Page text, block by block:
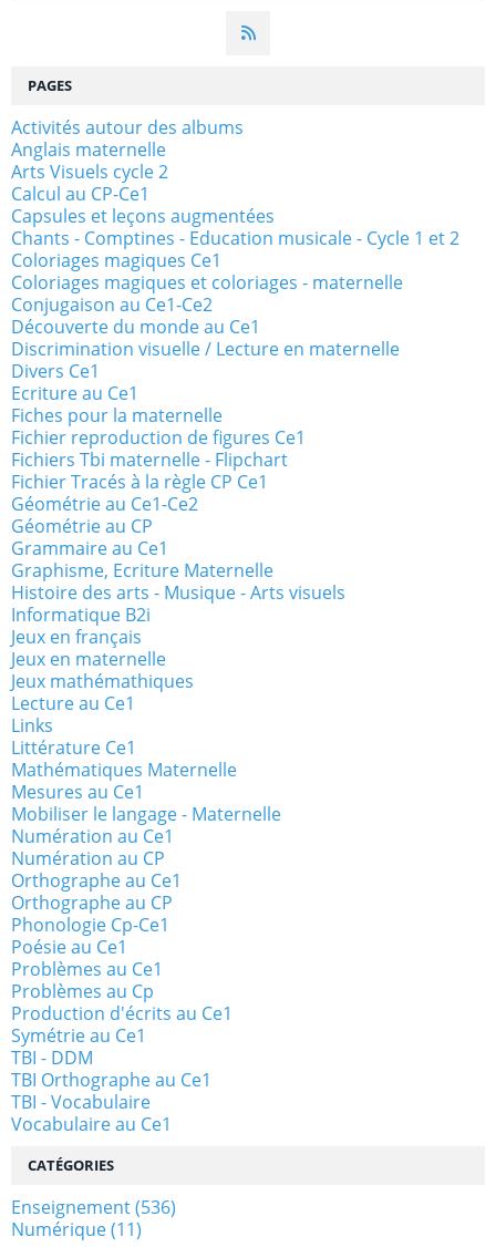
PAGES
Activités autour des albums
Anglais maternelle
Arts Visuels cycle 2
Calcul au CP-Ce1
Capsules et leçons augmentées
Chants - Comptines - Education musicale - Cycle 1 et 2
Coloriages magiques Ce1
Coloriages magiques et coloriages - maternelle
Conjugaison au Ce1-Ce2
Découverte du monde au Ce1
Discrimination visuelle / Lecture en maternelle
Divers Ce1
Ecriture au Ce1
Fiches pour la maternelle
Fichier reproduction de figures Ce1
Fichiers Tbi maternelle - Flipchart
Fichier Tracés à la règle CP Ce1
Géométrie au Ce1-Ce2
Géométrie au CP
Grammaire au Ce1
Graphisme, Ecriture Maternelle
Histoire des arts - Musique - Arts visuels
Informatique B2i
Jeux en français
Jeux en maternelle
Jeux mathémathiques
Lecture au Ce1
Links
Littérature Ce1
Mathématiques Maternelle
Mesures au Ce1
Mobiliser le langage - Maternelle
Numération au Ce1
Numération au CP
Orthographe au Ce1
Orthographe au CP
Phonologie Cp-Ce1
Poésie au Ce1
Problèmes au Ce1
Problèmes au Cp
Production d'écrits au Ce1
Symétrie au Ce1
TBI - DDM
TBI Orthographe au Ce1
TBI - Vocabulaire
Vocabulaire au Ce1
CATÉGORIES
Enseignement(536)
Numérique(11)